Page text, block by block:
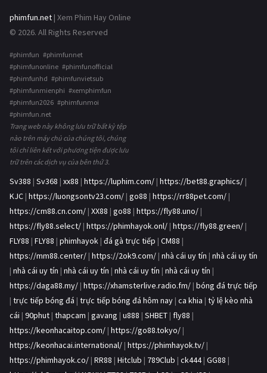
phimfun.net | Xem Phim Hay Online
© 2026. All Rights Reserved
#phimfun #phimfunnet
#phimfunonline #phimfunofficial
#phimfunhd #phimfunvietsub
#phimfunmienphi #xemphimfun
#phimfun2026 #phimfunmoi
#phimfun.net
Trang web này không lưu trữ bất kỳ tệp
nào trên máy chủ của chúng tôi, chúng
tôi chỉ liên kết với phương tiện được lưu
trữ trên các dịch vụ của bên thứ 3.
Sv388 | Sv368 | xx88 | https://luphim.com/ | https://bet88.graphics/ |
KJC | https://luongsontv23.com/ | go88 | https://rr88pet.com/ |
https://cm88.cn.com/ | XX88 | go88 | https://fly88.uno/ |
https://fly88.select/ | https://phimhayok.onl/ | https://fly88.green/ |
FLY88 | FLY88 | phimhayok | đá gà trực tiếp | CM88 |
https://mm88.center/ | https://2ok9.com/ | nhà cái uy tín | nhà cái uy tín
| nhà cái uy tín | nhà cái uy tín | nhà cái uy tín | nhà cái uy tín |
https://daga88.my/ | https://xhamsterlive.radio.fm/ | bóng đá trực tiếp
| trực tiếp bóng đá | trực tiếp bóng đá hôm nay | ca khia | tỷ lệ kèo nhà
cái | 90phut | thapcam | gavang | u888 | SHBET | fly88 |
https://keonhacaitop.com/ | https://go88.tokyo/ |
https://keonhacai.international/ | https://phimhayok.tv/ |
https://phimhayok.co/ | RR88 | Hitclub | 789Club | ck444| GG88 |